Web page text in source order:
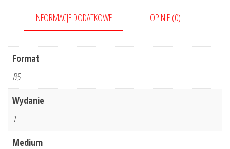
INFORMACJE DODATKOWE OPINIE (0)
Format
B5
Wydanie
1
Medium